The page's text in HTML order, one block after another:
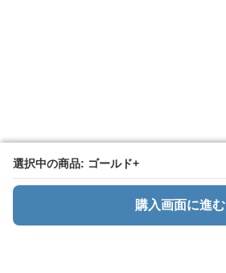
選択中の商品: ゴールド+
購入画面に進む
選択中の商品: ゴールド+
購入画面に進む